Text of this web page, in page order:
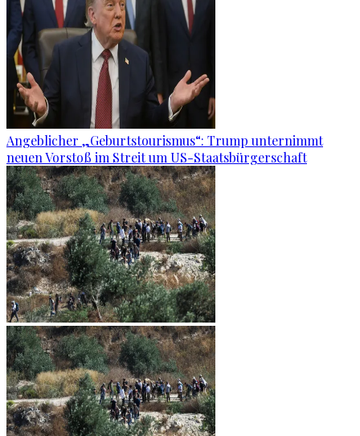
Angeblicher „Geburtstourismus“: Trump unternimmt
neuen Vorstoß im Streit um US-Staatsbürgerschaft